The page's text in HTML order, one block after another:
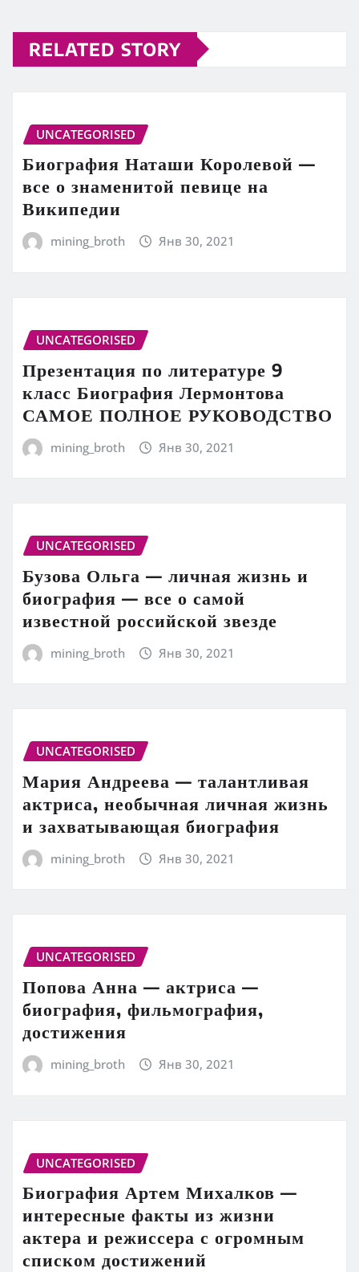
RELATED STORY
UNCATEGORISED
Биография Наташи Королевой —
все о знаменитой певице на
Википедии
mining_broth Янв 30, 2021
UNCATEGORISED
Презентация по литературе 9
класс Биография Лермонтова
САМОЕ ПОЛНОЕ РУКОВОДСТВО
mining_broth Янв 30, 2021
UNCATEGORISED
Бузова Ольга — личная жизнь и
биография — все о самой
известной российской звезде
mining_broth Янв 30, 2021
UNCATEGORISED
Мария Андреева — талантливая
актриса, необычная личная жизнь
и захватывающая биография
mining_broth Янв 30, 2021
UNCATEGORISED
Попова Анна — актриса —
биография, фильмография,
достижения
mining_broth Янв 30, 2021
UNCATEGORISED
Биография Артем Михалков —
интересные факты из жизни
актера и режиссера с огромным
списком достижений